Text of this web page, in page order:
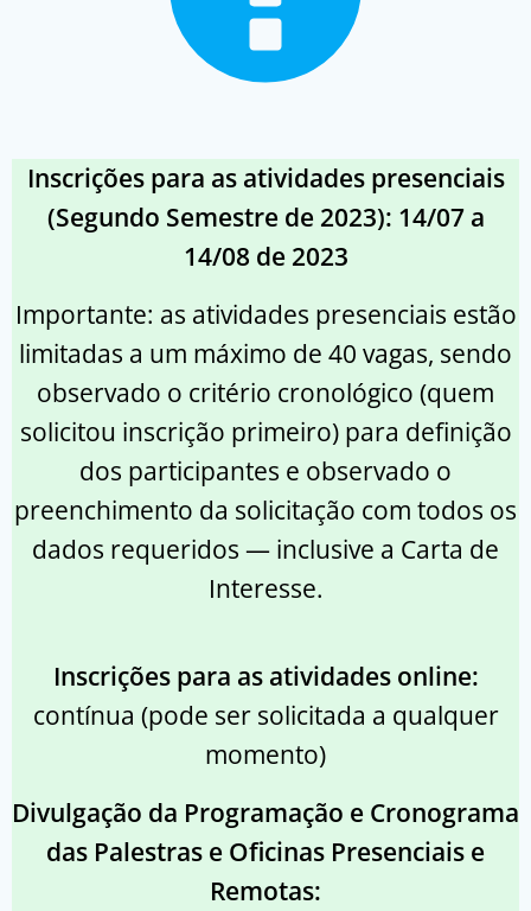
Inscrições para as atividades presenciais
(Segundo Semestre de 2023): 14/07 a
14/08 de 2023
Importante: as atividades presenciais estão
limitadas a um máximo de 40 vagas, sendo
observado o critério cronológico (quem
solicitou inscrição primeiro) para definição
dos participantes e observado o
preenchimento da solicitação com todos os
dados requeridos — inclusive a Carta de
Interesse.
Inscrições para as atividades online:
contínua (pode ser solicitada a qualquer
momento)
Divulgação da Programação e Cronograma
das Palestras e Oficinas Presenciais e
Remotas: